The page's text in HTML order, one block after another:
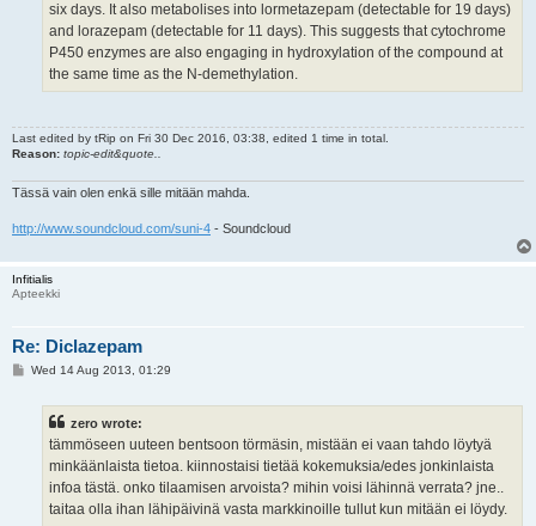
six days. It also metabolises into lormetazepam (detectable for 19 days)
and lorazepam (detectable for 11 days). This suggests that cytochrome
P450 enzymes are also engaging in hydroxylation of the compound at
the same time as the N-demethylation.
Last edited by tRip on Fri 30 Dec 2016, 03:38, edited 1 time in total.
Reason: topic-edit&quote..
Tässä vain olen enkä sille mitään mahda.
http://www.soundcloud.com/suni-4 - Soundcloud
Infitialis
Apteekki
Re: Diclazepam
PWed 14 Aug 2013, 01:29
zero wrote:
tämmöseen uuteen bentsoon törmäsin, mistään ei vaan tahdo löytyä
minkäänlaista tietoa. kiinnostaisi tietää kokemuksia/edes jonkinlaista
infoa tästä. onko tilaamisen arvoista? mihin voisi lähinnä verrata? jne..
taitaa olla ihan lähipäivinä vasta markkinoille tullut kun mitään ei löydy.